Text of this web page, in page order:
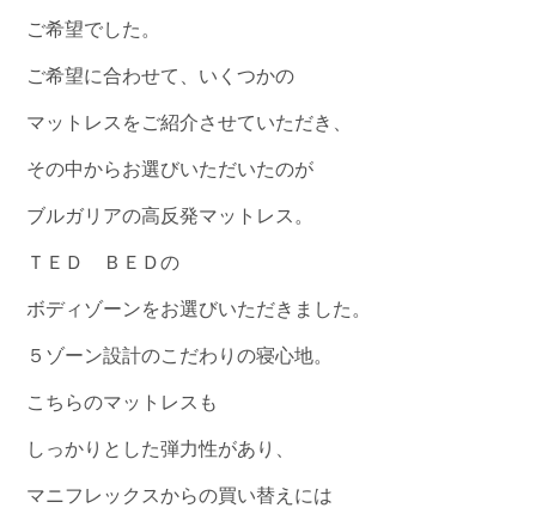
ご希望でした。
ご希望に合わせて、いくつかの
マットレスをご紹介させていただき、
その中からお選びいただいたのが
ブルガリアの高反発マットレス。
ＴＥＤ ＢＥＤの
ボディゾーンをお選びいただきました。
５ゾーン設計のこだわりの寝心地。
こちらのマットレスも
しっかりとした弾力性があり、
マニフレックスからの買い替えには